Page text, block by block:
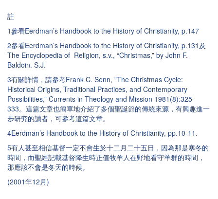
註
1參看Eerdman’s Handbook to the History of Christianity, p.147
2參看Eerdman’s Handbook to the History of Christianity, p.131及
The Encyclopedia of Religion, s.v., “Christmas,” by John F.
Baldoin. S.J.
3有關詳情，請參考Frank C. Senn, ”The Christmas Cycle:
Historical Origins, Traditional Practices, and Contemporary
Possibilities,” Currents in Theology and Mission 1981(8):325-
333。這篇文章也簡單地介紹了多個聖誕節的傳統來源，有興趣進一
步研究的讀者，可參考這篇文章。
4Eerdman’s Handbook to the History of Christianity, pp.10-11.
5有人甚至相信基督一定不會生於十二月二十五日，因為那是寒冬的
時間，而聖經記載基督降生時正值牧羊人在野地看守羊群的時間，
那應該不會是冬天的時候。
(2001年12月)